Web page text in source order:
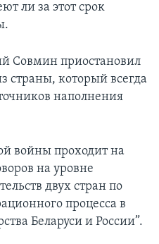
ли за этот срок
Совмин приостановил
страны, который всегда
наполнения
войны проходит на
на уровне
двух стран по
процесса в
Беларуси и России”.